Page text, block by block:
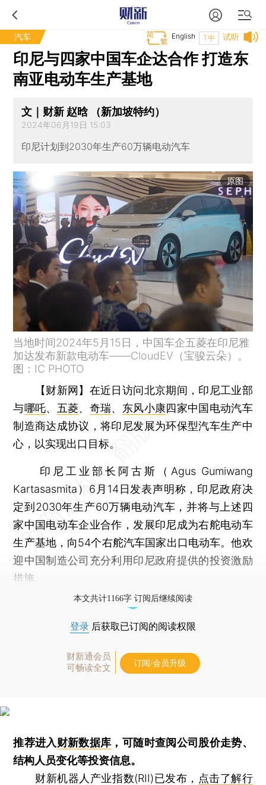
汽车 试听
T中
English
印尼与四家中国车企达合作 打造东
南亚电动车生产基地
文｜财新 赵晗 （新加坡特约）
2024年06月19日 15:03
印尼计划到2030年生产60万辆电动汽车
原图
当地时间2024年5月15日，中国车企五菱在印尼雅
加达发布新款电动车——CloudEV（宝骏云朵）。
图：IC PHOTO
【财新网】 在近日访问北京期间，印尼工业部
与哪吒、 五菱、 奇瑞、 东风小康四家中国电动汽车
制造商达成协议，将印尼发展为环保型汽车生产中
心，以实现出口目标。
印尼工业部长阿古斯（Agus Gumiwang
Kartasasmita）6月14日发表声明称，印尼政府决
定到2030年生产60万辆电动汽车，并将与上述四
家中国电动车企业合作，发展印尼成为右舵电动车
生产基地，向54个右舵汽车国家出口电动车。他欢
迎中国制造公司充分利用印尼政府提供的投资激励
措施。
本文共计1166字 订阅后继续阅读
登录 后获取已订阅的阅读权限
财新通会员
可畅读全文
订阅/会员升级
推荐进入财新数据库 ，可随时查阅公司股价走势、
结构人员变化等投资信息。
财新机器人产业指数(RII)已发布， 点击了解行